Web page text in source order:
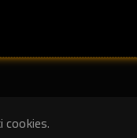
cookies.